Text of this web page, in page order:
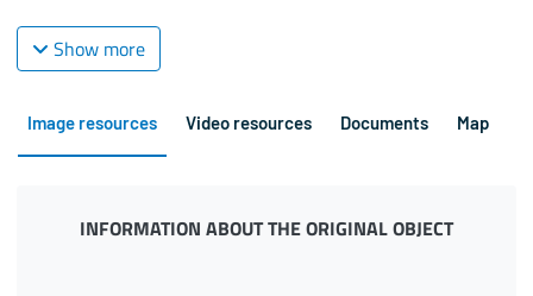
Show more
Image resources Video resources Documents Map
INFORMATION ABOUT THE ORIGINAL OBJECT